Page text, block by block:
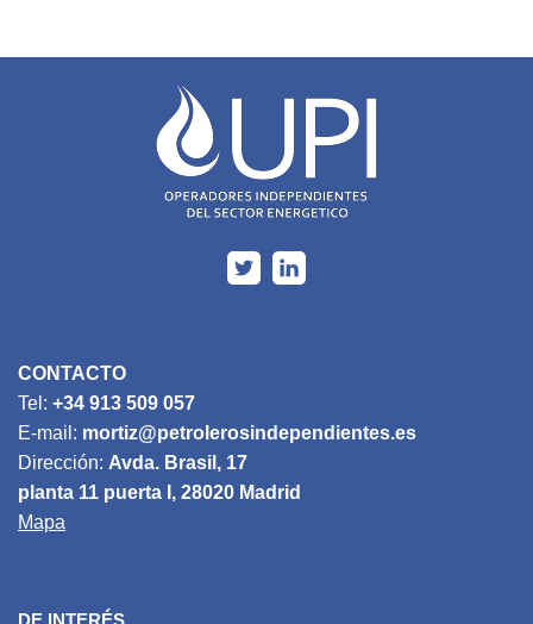
CONTACTO
Tel: +34 913 509 057
E-mail: mortiz@petrolerosindependientes.es
Dirección: Avda. Brasil, 17
planta 11 puerta I, 28020 Madrid
Mapa
DE INTERÉS